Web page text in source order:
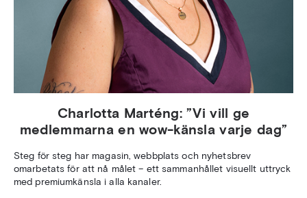
Charlotta Marténg: ”Vi vill ge
medlemmarna en wow-känsla varje dag”
Steg för steg har magasin, webbplats och nyhetsbrev
omarbetats för att nå målet – ett sammanhållet visuellt uttryck
med premiumkänsla i alla kanaler.